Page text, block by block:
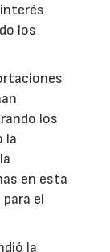
los
los
la
en esta
el
la